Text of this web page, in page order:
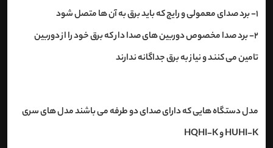
1- برد صدای معمولی و رایج که باید برق به آن ها متصل شود
2- برد صدا مخصوص دوربین های صدا دار که برق خود را از دوربین
تامین می کنند و نیاز به برق جداگانه ندارند
مدل دستگاه هایی که دارای صدای دو طرفه می باشند مدل های سری
HUHI-K و HQHI-K